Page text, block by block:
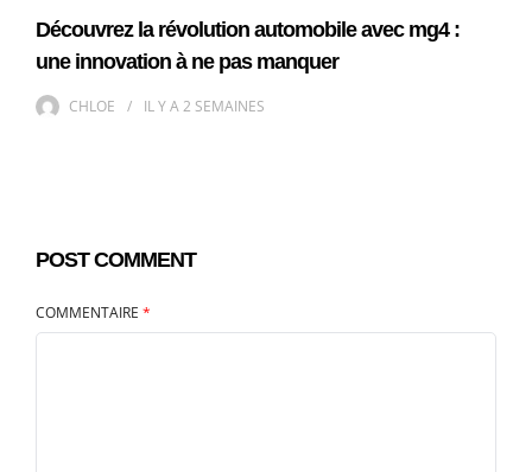
Découvrez la révolution automobile avec mg4 :
une innovation à ne pas manquer
CHLOE IL Y A2 SEMAINES
POST COMMENT
COMMENTAIRE *